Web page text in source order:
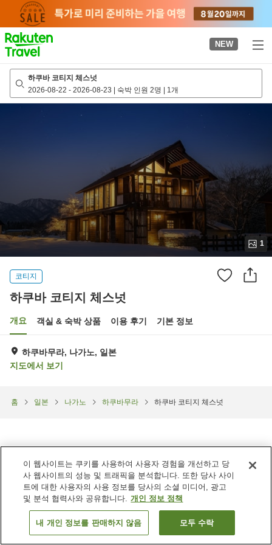
page
NEW
하쿠바 코티지 체스넛
2026-08-22 - 2026-08-23 | 숙박 인원 2명 | 1개
1
코티지
하쿠바 코티지 체스넛
개요 객실 & 숙박 상품 이용 후기 기본 정보
하쿠바무라, 나가노, 일본
지도에서 보기
홈 일본 나가노 하쿠바무라 하쿠바 코티지 체스넛
객실 보기
이 웹사이트는 쿠키를 사용하여 사용자 경험을 개선하고 당
사 웹사이트의 성능 및 트래픽을 분석합니다. 또한 당사 사이
트에 대한 사용자의 사용 정보를 당사의 소셜 미디어, 광고
및 분석 협력사와 공유합니다. 개인 정보 정책
내 개인 정보를 판매하지 않음 모두 수락